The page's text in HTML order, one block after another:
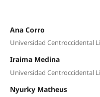
Ana Corro
Universidad Centroccidental
Iraima Medina
Universidad Centroccidental
Nyurky Matheus